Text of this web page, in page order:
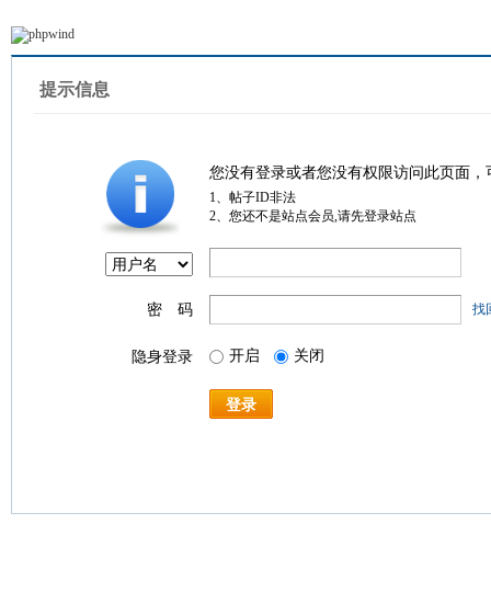
提示信息
您没有登录或者您没有权限访问此页面
1、帖子ID非法
2、您还不是站点会员,请先登录站点
密 码 找
隐身登录 开启 关闭
登录